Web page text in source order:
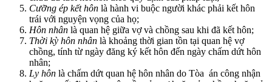
Cưỡng ép kết hôn là hành vi buộc người khác phải kết hôn
trái với nguyện vọng của họ;
Hôn nhân là quan hệ giữa vợ và chồng sau khi đã kết hôn;
Thời kỳ hôn nhân là khoảng thời gian tồn tại quan hệ vợ
chồng, tính từ ngày đăng ký kết hôn đến ngày chấm dứt hôn
nhân;
Ly hôn là chấm dứt quan hệ hôn nhân do Tòa án công nhận